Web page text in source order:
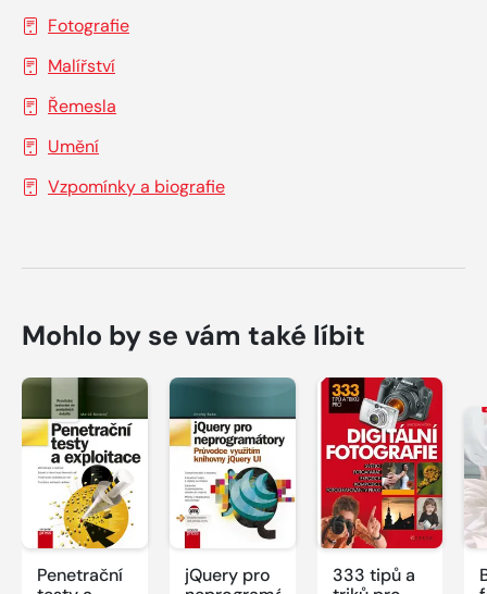
Fotografie
Malířství
Řemesla
Umění
Vzpomínky a biografie
Mohlo by se vám také líbit
Penetrační
jQuery pro
333 tipů a